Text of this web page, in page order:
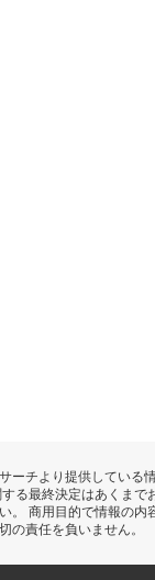
ーチより提供している
る最終決定はあくま
。 商用目的で情報の
の責任を負いません。